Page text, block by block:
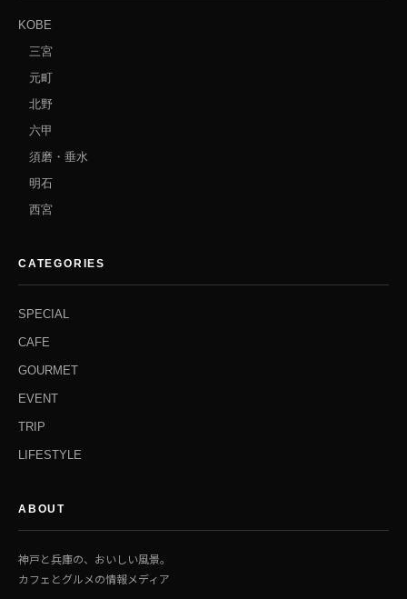
KOBE
三宮
元町
北野
六甲
須磨・垂水
明石
西宮
CATEGORIES
SPECIAL
CAFE
GOURMET
EVENT
TRIP
LIFESTYLE
ABOUT
神戸と兵庫の、おいしい風景。
カフェとグルメの情報メディア